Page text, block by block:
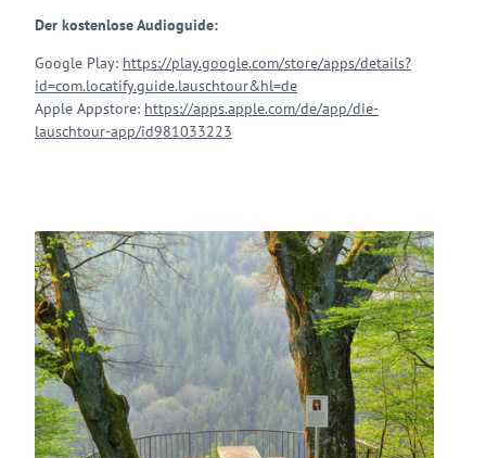
Der kostenlose Audioguide:
Google Play: https://play.google.com/store/apps/details?
id=com.locatify.guide.lauschtour&hl=de
Apple Appstore: https://apps.apple.com/de/app/die-
lauschtour-app/id981033223